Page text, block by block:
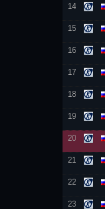
14
15
16
17
18
19
20
21
22
23